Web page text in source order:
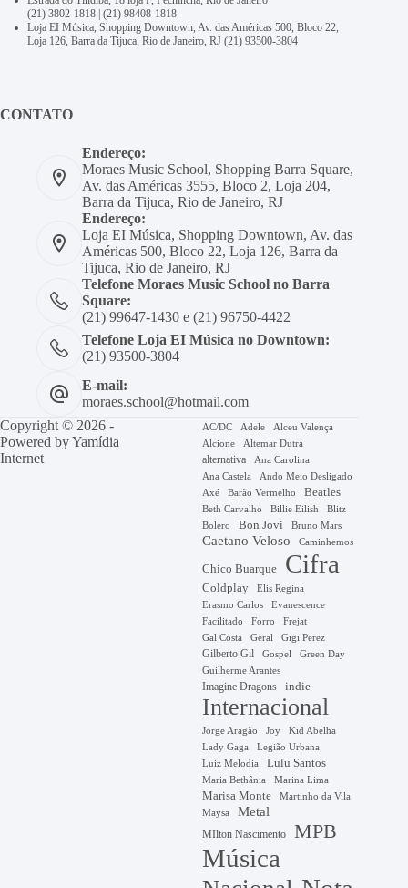
(21) 3802-1818 (21) 98408-1818
Loja EI Música, Shopping Downtown, Av. das Américas 500, Bloco 22,
Loja 126, Barra da Tijuca, Rio de Janeiro, RJ (21) 93500-3804
CONTATO
Endereço:
Moraes Music School, Shopping Barra Square,
Av. das Américas 3555, Bloco 2, Loja 204,
Barra da Tijuca, Rio de Janeiro, RJ
Endereço:
Loja EI Música, Shopping Downtown, Av. das
Américas 500, Bloco 22, Loja 126, Barra da
Tijuca, Rio de Janeiro, RJ
Telefone Moraes Music School no Barra
Square:
(21) 99647-1430 e (21) 96750-4422
Telefone Loja EI Música no Downtown:
(21) 93500-3804
E-mail:
moraes.school@hotmail.com
Copyright © 2026 -
Powered byYamídia
Internet
AC/DC Adele
Alceu Valença
Alcione
Altemar Dutra
alternativa
Ana Carolina
Ana Castela
Ando Meio Desligado
Axé Barão Vermelho Beatles
Beth Carvalho Billie Eilish
Blitz
Bolero
Bon Jovi Bruno Mars
Caetano Veloso Caminhemos
Chico Buarque Cifra
Coldplay
Elis Regina
Erasmo Carlos
Evanescence
Facilitado
Forro Frejat
Gal Costa Geral Gigi Perez
Gilberto Gil Gospel Green Day
Guilherme Arantes
Imagine Dragons indie
Internacional
Jorge Aragão Joy Kid Abelha
Lady Gaga
Legião Urbana
Luiz Melodia
Lulu Santos
Maria Bethânia Marina Lima
Marisa Monte
Martinho da Vila
Maysa
Metal
MIlton Nascimento MPB
Música